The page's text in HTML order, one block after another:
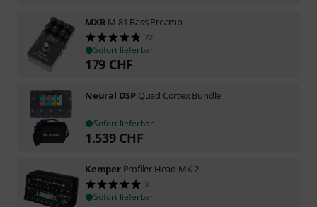
MXR M 81 Bass Preamp
72
Sofort lieferbar
179 CHF
Neural DSP Quad Cortex Bundle
Sofort lieferbar
1.539 CHF
Kemper Profiler Head MK 2
3
Sofort lieferbar